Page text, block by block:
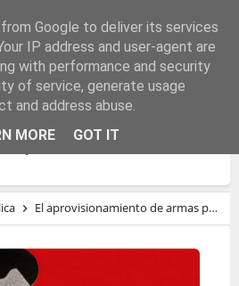
DE ARMAS PARA
II)
El aprovisionamiento de armas para la República (y II)
Google to deliver its services
IP address and user-agent are
with performance and security
of service, generate usage
and address abuse.
MORE
GOT IT